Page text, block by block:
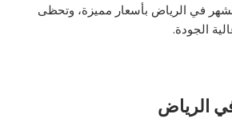
في الرياض بأسعار مميزة، وتحظى
الجودة.
الرياض